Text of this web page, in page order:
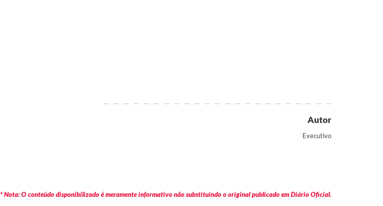
Autor
Executivo
* Nota: O conteúdo disponibilizado é meramente informativo não substituindo o original publicado em Diário Oficial.